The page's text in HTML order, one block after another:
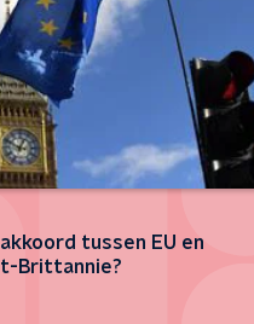
akkoord tussen EU en
Brittannie?